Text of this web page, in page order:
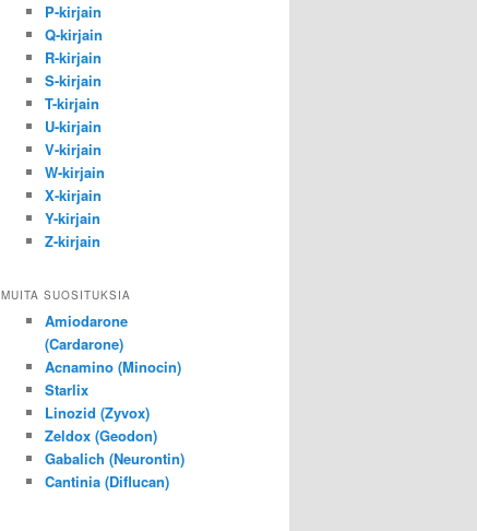
P-kirjain
Q-kirjain
R-kirjain
S-kirjain
T-kirjain
U-kirjain
V-kirjain
W-kirjain
X-kirjain
Y-kirjain
Z-kirjain
MUITA SUOSITUKSIA
Amiodarone
(Cardarone)
Acnamino (Minocin)
Starlix
Linozid (Zyvox)
Zeldox (Geodon)
Gabalich (Neurontin)
Cantinia (Diflucan)